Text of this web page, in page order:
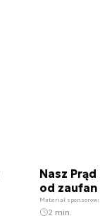
Nasz
od
Materiał
2 min.